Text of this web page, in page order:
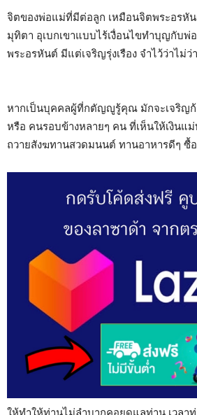
จิตของพ่อแม่ที่มีต่อลูก เหมือนจิตพระอรหั
มุทิตา อุเบกเขาแบบไร้เงื่อนไขทำบุญกับ
พระอรหันต์ มีแต่เจริญรุ่งเรือง จำไว้ว่าไม่ว่
หากเป็นบุคคลผู้ที่กตัญญูรู้คุณ มักจะเจริญก้
หรือ คนรอบข้างหลายๆ คน ที่เห็นให้เงินแ
ถวายสังฆทานสวดมนนต์ ทานอาหารดีๆ ซื้
ให้ทำให้ท่านไม่ลำบากคอยดูแลท่าน เวลา